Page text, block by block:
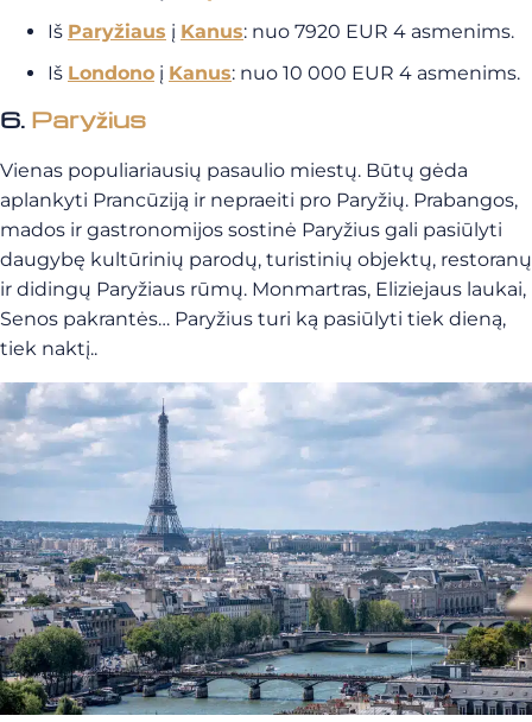
Iš Paryžiaus į Kanus: nuo 7920 EUR 4 asmenims.
Iš Londono į Kanus: nuo 10 000 EUR 4 asmenims.
6. Paryžius
Vienas populiariausių pasaulio miestų. Būtų gėda
aplankyti Prancūziją ir nepraeiti pro Paryžių. Prabangos,
mados ir gastronomijos sostinė Paryžius gali pasiūlyti
daugybę kultūrinių parodų, turistinių objektų, restoranų
ir didingų Paryžiaus rūmų. Monmartras, Eliziejaus laukai,
Senos pakrantės… Paryžius turi ką pasiūlyti tiek dieną,
tiek naktį..